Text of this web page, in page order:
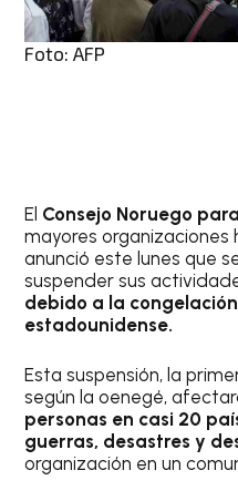
Foto: AFP
El Consejo Noruego
mayores organizaciones
anunció este lunes que
suspender sus
debido a la
estadounidense.
Esta suspensión, la
según la oenegé,
personas en casi 20
guerras, desastres y
organización en un